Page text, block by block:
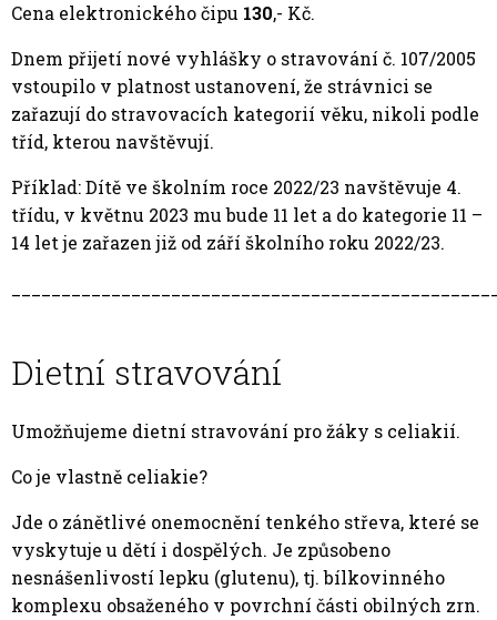
Cena elektronického čipu 130,- Kč.
Dnem přijetí nové vyhlášky o stravování č. 107/2005
vstoupilo v platnost ustanovení, že strávnici se
zařazují do stravovacích kategorií věku, nikoli podle
tříd, kterou navštěvují.
Příklad: Dítě ve školním roce 2022/23 navštěvuje 4.
třídu, v květnu 2023 mu bude 11 let a do kategorie 11 –
14 let je zařazen již od září školního roku 2022/23.
Dietní stravování
Umožňujeme dietní stravování pro žáky s celiakií.
Co je vlastně celiakie­?
Jde o zánětlivé onemocnění tenkého střeva, které se
vyskytuje u dětí i dospělých. Je způsobeno
nesnášenlivostí lepku (glutenu), tj. bílkovinného
komplexu obsaženého v povrchní části obilných zrn.